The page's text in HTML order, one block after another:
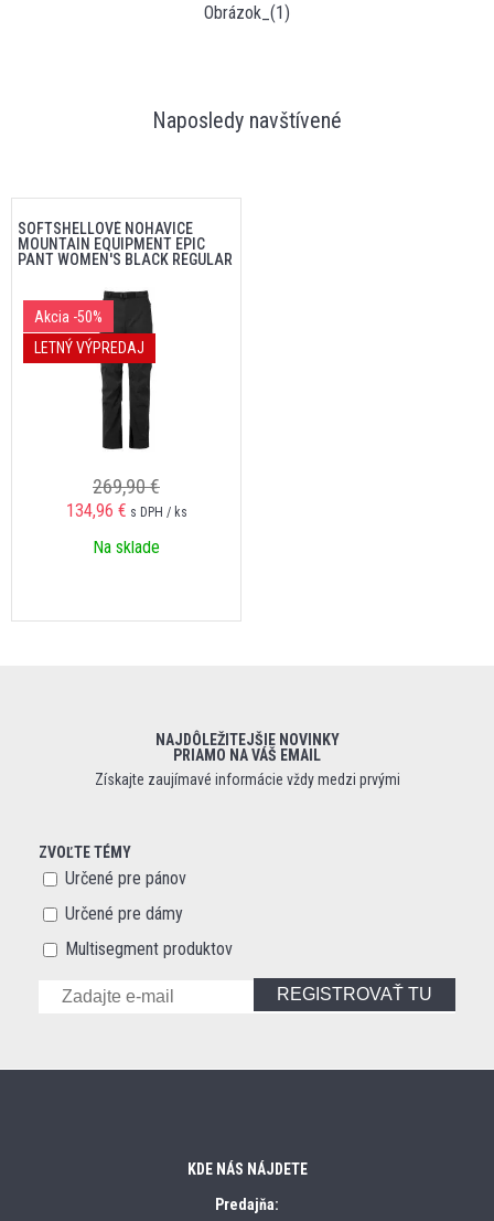
Obrázok_(1)
Naposledy navštívené
SOFTSHELLOVÉ NOHAVICE
MOUNTAIN EQUIPMENT EPIC
PANT WOMEN'S BLACK REGULAR
Akcia -50%
LETNÝ VÝPREDAJ
269,90 €
134,96 € s DPH / ks
Na sklade
NAJDÔLEŽITEJŠIE NOVINKY
PRIAMO NA VÁŠ EMAIL
Získajte zaujímavé informácie vždy medzi prvými
ZVOĽTE TÉMY
Určené pre pánov
Určené pre dámy
Multisegment produktov
REGISTROVAŤ TU
KDE NÁS NÁJDETE
Predajňa: